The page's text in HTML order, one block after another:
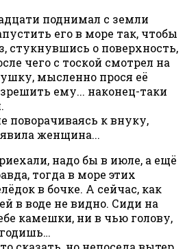
поднимал с земли
его в море так, чтобы
стукнувшись о поверхность,
чего с тоской смотрел на
мысленно прося её
ему... наконец-таки
поворачиваясь к внуку,
женщина...
надо бы в июле, а ещё
тогда в море этих
в бочке. А сейчас, как
в воде не видно. Сиди на
камешки, ни в чью голову,